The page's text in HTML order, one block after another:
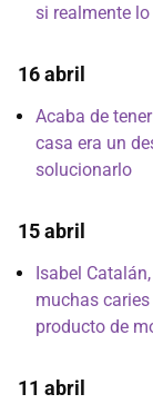
si realmente
16 abril
Acaba de
casa era un
solucionarlo
15 abril
Isabel
muchas
producto de
11 abril